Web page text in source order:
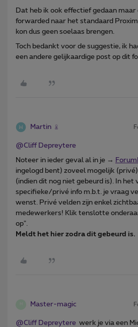
Dat heb ik ook effectief gedaan
forwarded naar het standaard
kon dus geen soelaas brengen.
Toch bedankt voor de suggestie, ik
een andere gelijkaardige post op dit
Martin
@Cliff Depreytere
Noteer in ieder geval al in je →
ingelogd bent) zoveel mogelijk
(indien dit nog niet gebeurd is). In het
specifieke/privé info m.b.t. je vraag
wenst. Privé velden zijn enkel
medewerkers! Klik tenslotte
op".
Meldt het hier zodra dit gebeurd is.
Master-magic
@Cliff Depreytere werk je via een